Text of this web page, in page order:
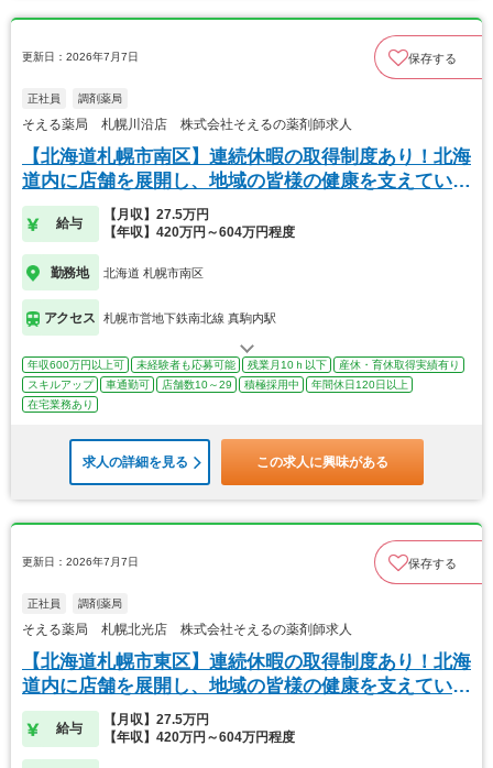
更新日：2026年7月7日 保存する
正社員 調剤薬局
そえる薬局 札幌川沿店 株式会社そえるの薬剤師求人
【北海道札幌市南区】連続休暇の取得制度あり！北海
道内に店舗を展開し、地域の皆様の健康を支えていま
す
給与
【月収】27.5万円
【年収】420万円～604万円程度
勤務地 北海道 札幌市南区
アクセス 札幌市営地下鉄南北線 真駒内駅
年収600万円以上可 未経験者も応募可能 残業月10ｈ以下
産休・育休取得実績有り
スキルアップ
車通勤可 店舗数10～29 積極採用中
年間休日120日以上
在宅業務あり
求人の詳細を見る この求人に興味がある
更新日：2026年7月7日 保存する
正社員 調剤薬局
そえる薬局 札幌北光店 株式会社そえるの薬剤師求人
【北海道札幌市東区】連続休暇の取得制度あり！北海
道内に店舗を展開し、地域の皆様の健康を支えていま
す
給与
【月収】27.5万円
【年収】420万円～604万円程度